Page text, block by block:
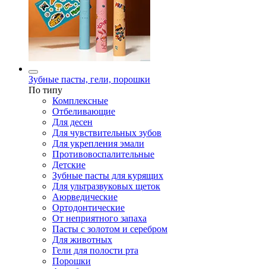
Зубные пасты, гели, порошки
По типу
Комплексные
Отбеливающие
Для десен
Для чувствительных зубов
Для укрепления эмали
Противовоспалительные
Детские
Зубные пасты для курящих
Для ультразвуковых щеток
Аюрведические
Ортодонтические
От неприятного запаха
Пасты с золотом и серебром
Для животных
Гели для полости рта
Порошки